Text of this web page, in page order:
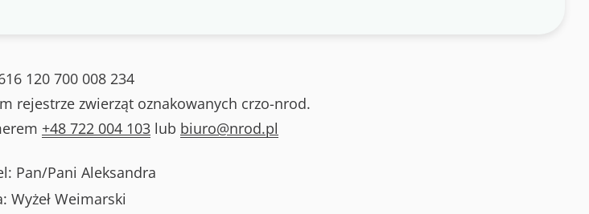
120 700 008 234
rejestrze zwierząt oznakowanych crzo-nrod.
+48 722 004 103 lub biuro@nrod.pl
Pan/Pani Aleksandra
Wyżeł Weimarski